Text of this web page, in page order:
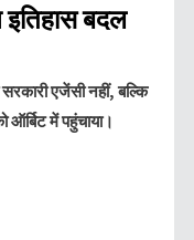
इतिहास बदल
एजेंसी नहीं, बल्कि
में पहुंचाया।